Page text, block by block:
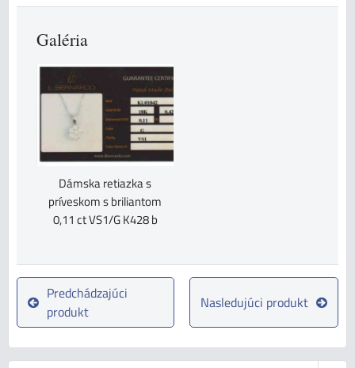
Galéria
Dámska retiazka s
príveskom s briliantom
0,11 ct VS1/G K428 b
Predchádzajúci
produkt
Nasledujúci produkt